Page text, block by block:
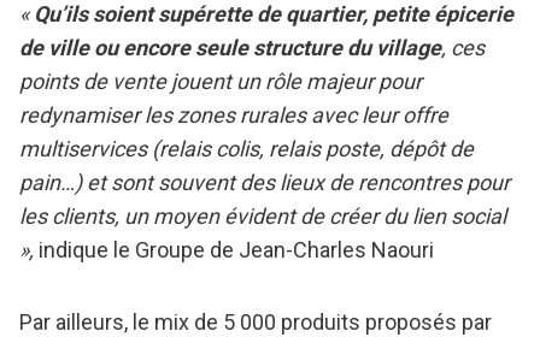
«Qu’ils soient supérette de quartier, petite épicerie
de ville ou encore seule structure du village, ces
points de vente jouent un rôle majeur pour
redynamiser les zones rurales avec leur offre
multiservices (relais colis, relais poste, dépôt de
pain…) et sont souvent des lieux de rencontres pour
les clients, un moyen évident de créer du lien social
», indique le Groupe de Jean-Charles Naouri
Par ailleurs, le mix de 5 000 produits proposés par